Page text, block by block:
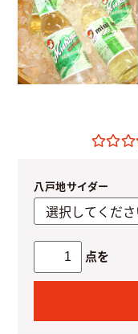
八戸地サイダー
点を